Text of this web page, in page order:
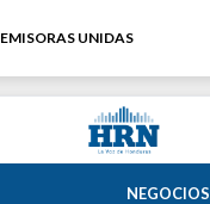
EMISORAS UNIDAS
NEGOCIOS